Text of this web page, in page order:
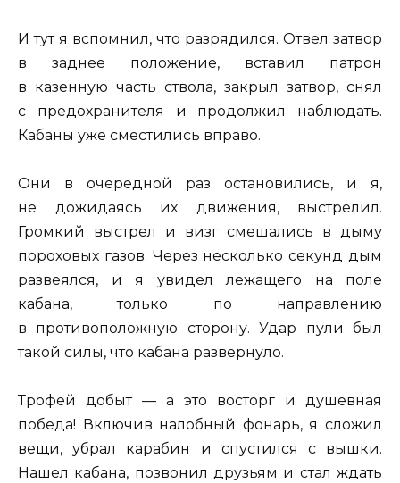
И тут я вспомнил, что разрядился. Отвел затвор
в заднее положение, вставил патрон
в казенную часть ствола, закрыл затвор, снял
с предохранителя и продолжил наблюдать.
Кабаны уже сместились вправо.
Они в очередной раз остановились, и я,
не дожидаясь их движения, выстрелил.
Громкий выстрел и визг смешались в дыму
пороховых газов. Через несколько секунд дым
развеялся, и я увидел лежащего на поле
кабана, только по направлению
в противоположную сторону. Удар пули был
такой силы, что кабана развернуло.
Трофей добыт — а это восторг и душевная
победа! Включив налобный фонарь, я сложил
вещи, убрал карабин и спустился с вышки.
Нашел кабана, позвонил друзьям и стал ждать